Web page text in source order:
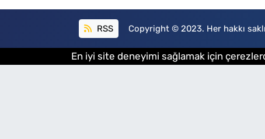
RSS Copyright © 2023. Her hakkı
En iyi site deneyimi sağlamak için